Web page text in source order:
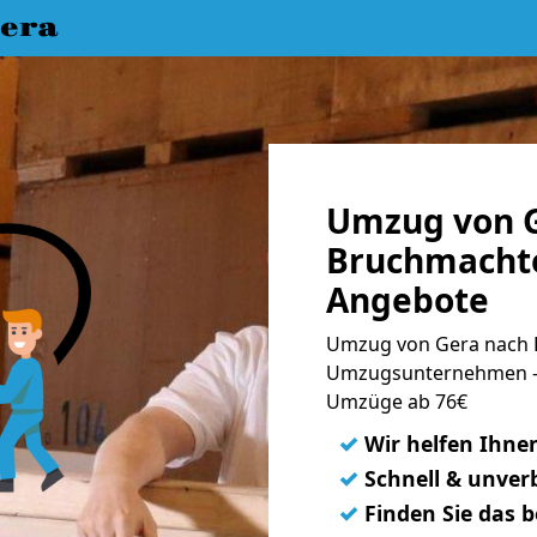
Umzug von
Angebote
Umzug von Gera
Umzugsunternehmen
Umzüge ab 76€
✓ Wir helfen
✓ Schnell &
✓ Finden Sie das